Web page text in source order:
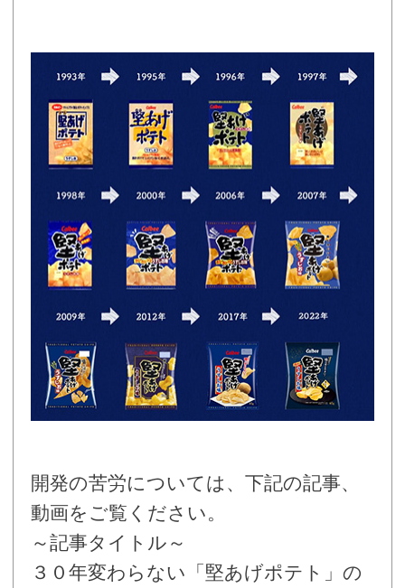
開発の苦労については、下記の記事、
動画をご覧ください。
～記事タイトル～
３０年変わらない「堅あげポテト」の